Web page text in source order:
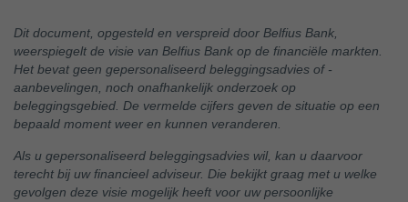
Dit document, opgesteld en verspreid door Belfius Bank,
weerspiegelt de visie van Belfius Bank op de financiële markten.
Het bevat geen gepersonaliseerd beleggingsadvies of -
aanbevelingen, noch onafhankelijk onderzoek op
beleggingsgebied. De vermelde cijfers geven de situatie op een
bepaald moment weer en kunnen veranderen.
Als u gepersonaliseerd beleggingsadvies wil, kan u daarvoor
terecht bij uw financieel adviseur. Die bekijkt graag met u welke
gevolgen deze visie mogelijk heeft voor uw persoonlijke